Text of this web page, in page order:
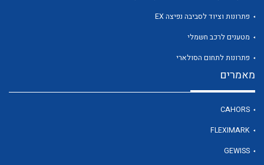
לכל מוצרי היצרן
פתרונות וציוד לסביבה נפיצה EX
מטענים לרכב חשמלי
פתרונות לתחום הסולארי
מאמרים
CAHORS
FLEXIMARK
GEWISS